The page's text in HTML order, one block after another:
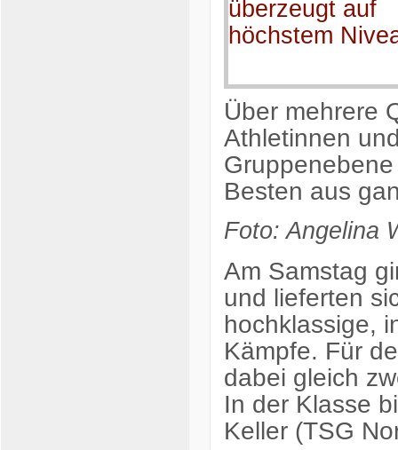
Über mehrere
Athletinnen
Besten aus
Foto: Angelina
Am Samstag
und lieferten
hochklassige,
Kämpfe. Für
dabei gleich
In der Klasse
Keller (TSG